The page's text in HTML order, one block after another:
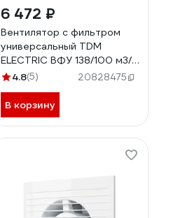
6 472 ₽
Вентилятор с фильтром
универсальный TDM
ELECTRIC ВФУ 138/100 м3/
час 230В 21Вт IP54
4.8(5) 20828475
В корзину